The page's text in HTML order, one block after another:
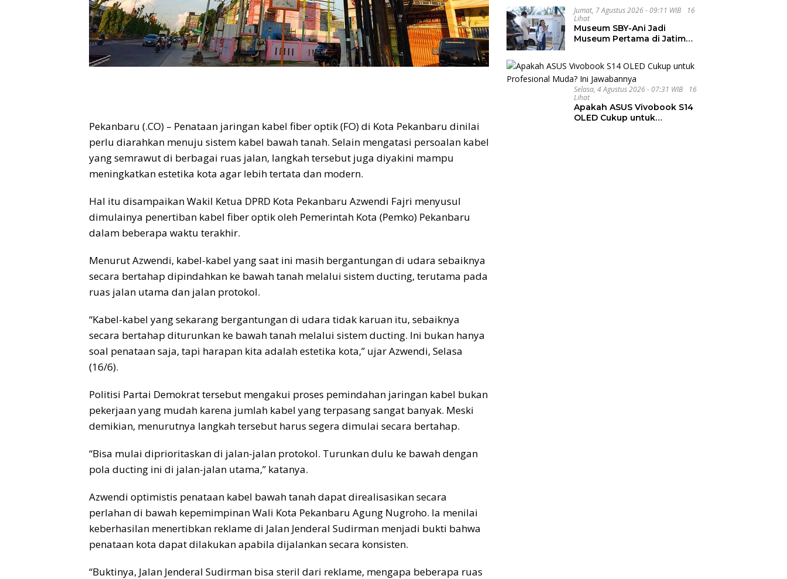
Pekanbaru (.CO) – Penataan jaringan kabel fiber optik (FO) di Kota Pekanbaru dinilai
perlu diarahkan menuju sistem kabel bawah tanah. Selain mengatasi persoalan kabel
yang semrawut di berbagai ruas jalan, langkah tersebut juga diyakini mampu
meningkatkan estetika kota agar lebih tertata dan modern.
Hal itu disampaikan Wakil Ketua DPRD Kota Pekanbaru Azwendi Fajri menyusul
dimulainya penertiban kabel fiber optik oleh Pemerintah Kota (Pemko) Pekanbaru
dalam beberapa waktu terakhir.
Menurut Azwendi, kabel-kabel yang saat ini masih bergantungan di udara sebaiknya
secara bertahap dipindahkan ke bawah tanah melalui sistem ducting, terutama pada
ruas jalan utama dan jalan protokol.
“Kabel-kabel yang sekarang bergantungan di udara tidak karuan itu, sebaiknya
secara bertahap diturunkan ke bawah tanah melalui sistem ducting. Ini bukan hanya
soal penataan saja, tapi harapan kita adalah estetika kota,” ujar Azwendi, Selasa
(16/6).
Politisi Partai Demokrat tersebut mengakui proses pemindahan jaringan kabel bukan
pekerjaan yang mudah karena jumlah kabel yang terpasang sangat banyak. Meski
demikian, menurutnya langkah tersebut harus segera dimulai secara bertahap.
“Bisa mulai diprioritaskan di jalan-jalan protokol. Turunkan dulu ke bawah dengan
pola ducting ini di jalan-jalan utama,” katanya.
Azwendi optimistis penataan kabel bawah tanah dapat direalisasikan secara
perlahan di bawah kepemimpinan Wali Kota Pekanbaru Agung Nugroho. Ia menilai
keberhasilan menertibkan reklame di Jalan Jenderal Sudirman menjadi bukti bahwa
penataan kota dapat dilakukan apabila dijalankan secara konsisten.
“Buktinya, Jalan Jenderal Sudirman bisa steril dari reklame, mengapa beberapa ruas
Bank
Jumat, 7 Agustus 2026 - 09:11 WIB
16
Lihat
Museum SBY-Ani Jadi
Museum Pertama di Jatim
Selasa, 4 Agustus 2026 - 07:31 WIB
16
Lihat
Apakah ASUS Vivobook S14
OLED Cukup untuk